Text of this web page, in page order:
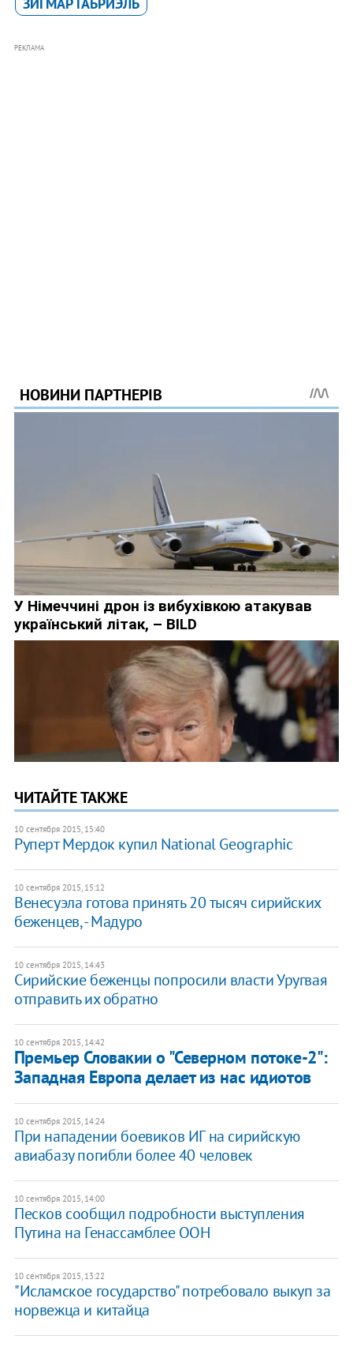
ЗИГМАР ГАБРИЭЛЬ
РЕКЛАМА
ЧИТАЙТЕ ТАКЖЕ
10 сентября 2015, 15:40
Руперт Мердок купил National Geographic
10 сентября 2015, 15:12
Венесуэла готова принять 20 тысяч сирийских
беженцев, - Мадуро
10 сентября 2015, 14:43
Сирийские беженцы попросили власти Уругвая
отправить их обратно
10 сентября 2015, 14:42
Премьер Словакии о "Северном потоке-2":
Западная Европа делает из нас идиотов
10 сентября 2015, 14:24
При нападении боевиков ИГ на сирийскую
авиабазу погибли более 40 человек
10 сентября 2015, 14:00
Песков сообщил подробности выступления
Путина на Генассамблее ООН
10 сентября 2015, 13:22
"Исламское государство" потребовало выкуп за
норвежца и китайца